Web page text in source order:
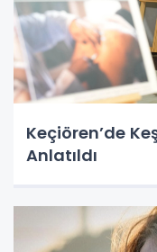
Keçiören’de
Anlatıldı